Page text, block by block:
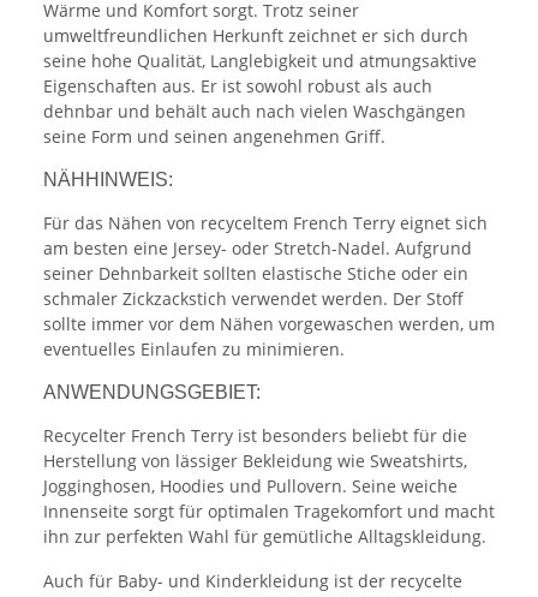
Wärme und Komfort sorgt. Trotz seiner
umweltfreundlichen Herkunft zeichnet er sich durch
seine hohe Qualität, Langlebigkeit und atmungsaktive
Eigenschaften aus. Er ist sowohl robust als auch
dehnbar und behält auch nach vielen Waschgängen
seine Form und seinen angenehmen Griff.
NÄHHINWEIS:
Für das Nähen von recyceltem French Terry eignet sich
am besten eine Jersey- oder Stretch-Nadel. Aufgrund
seiner Dehnbarkeit sollten elastische Stiche oder ein
schmaler Zickzackstich verwendet werden. Der Stoff
sollte immer vor dem Nähen vorgewaschen werden, um
eventuelles Einlaufen zu minimieren.
ANWENDUNGSGEBIET:
Recycelter French Terry ist besonders beliebt für die
Herstellung von lässiger Bekleidung wie Sweatshirts,
Jogginghosen, Hoodies und Pullovern. Seine weiche
Innenseite sorgt für optimalen Tragekomfort und macht
ihn zur perfekten Wahl für gemütliche Alltagskleidung.
Auch für Baby- und Kinderkleidung ist der recycelte